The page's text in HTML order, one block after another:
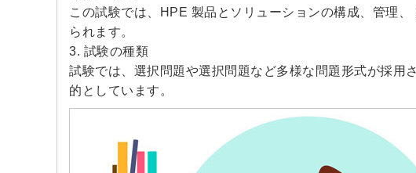
この試験では、HPE 製品とソリューションの構成、管理
られます。
3. 試験の種類
試験では、選択問題や選択問題など多様な問題形式が採用
的としています。